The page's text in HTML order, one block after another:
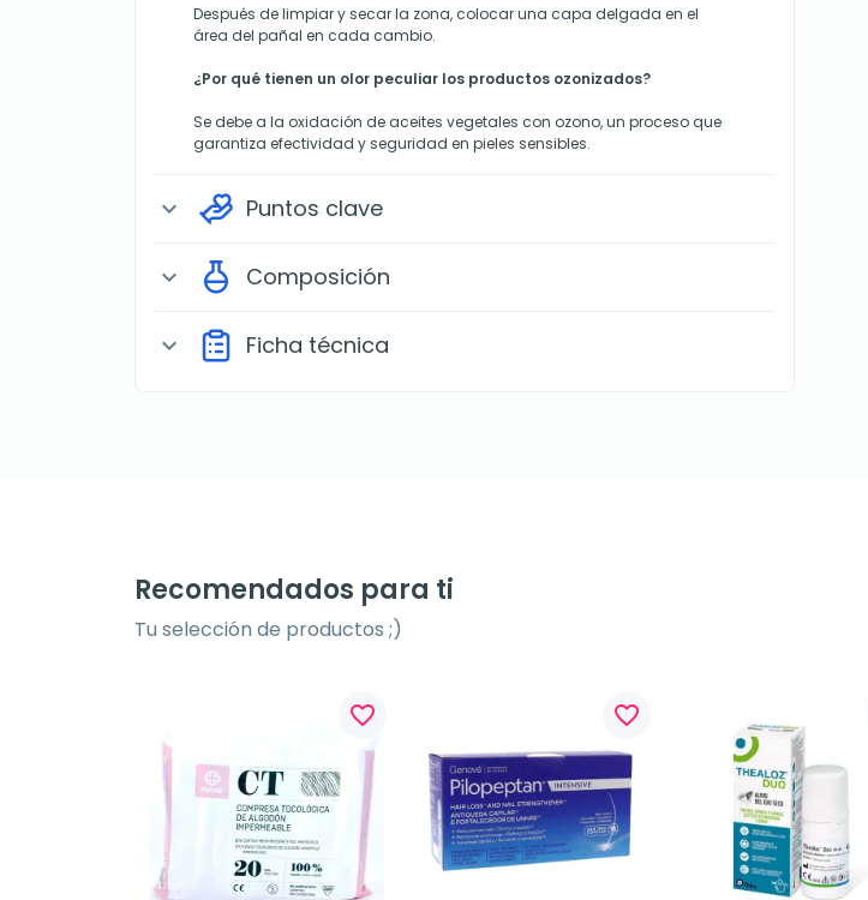
Después de limpiar y secar la zona, colocar una capa delgada en el
área del pañal en cada cambio.
¿Por qué tienen un olor peculiar los productos ozonizados?
Se debe a la oxidación de aceites vegetales con ozono, un proceso que
garantiza efectividad y seguridad en pieles sensibles.
expand_more Puntos clave
expand_more Composición
expand_more Ficha técnica
Recomendados para ti
Tu selección de productos ;)
favorite_border favorite_border